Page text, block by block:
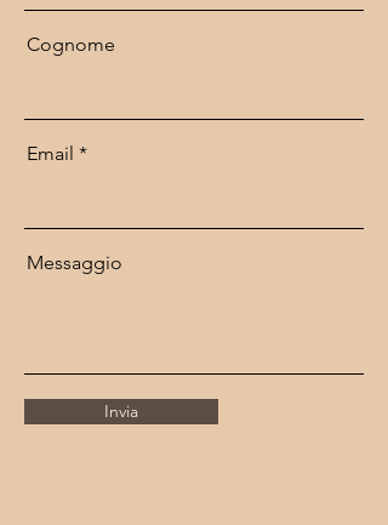
Cognome
Email
Messaggio
Invia